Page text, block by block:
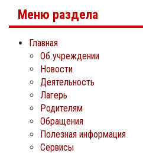
Меню раздела
Главная
Об учреждении
Новости
Деятельность
Лагерь
Родителям
Обращения
Полезная информация
Сервисы